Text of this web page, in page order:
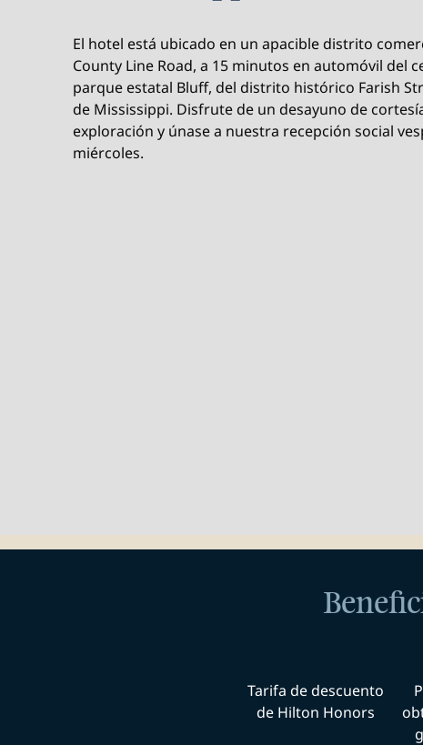
El hotel está ubicado en un apacible distrito
County Line Road, a 15 minutos en automóvil del
parque estatal Bluff, del distrito histórico Farish
de Mississippi. Disfrute de un desayuno de
exploración y únase a nuestra recepción social
miércoles.
Tarifa de descuento
de Hilton Honors